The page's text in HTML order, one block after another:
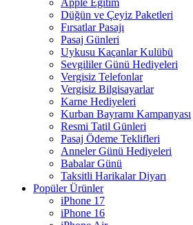
Apple Eğitim
Düğün ve Çeyiz Paketleri
Fırsatlar Pasajı
Pasaj Günleri
Uykusu Kaçanlar Kulübü
Sevgililer Günü Hediyeleri
Vergisiz Telefonlar
Vergisiz Bilgisayarlar
Karne Hediyeleri
Kurban Bayramı Kampanyası
Resmi Tatil Günleri
Pasaj Ödeme Teklifleri
Anneler Günü Hediyeleri
Babalar Günü
Taksitli Harikalar Diyarı
Popüler Ürünler
iPhone 17
iPhone 16